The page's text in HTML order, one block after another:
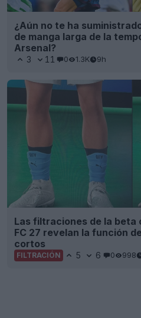
¿Aún no te ha
de manga larga de la
Arsenal?
3 11 0 1.3K 9h
Las filtraciones de la beta
FC 27 revelan la función
cortos
FILTRACIÓN 5 6 0 998